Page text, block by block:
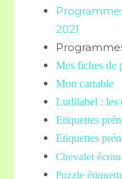
2021
Mes fiches de
Mon cartable
Ludilabel : les
Etiquettes
Etiquettes
Chevalet
Puzzle